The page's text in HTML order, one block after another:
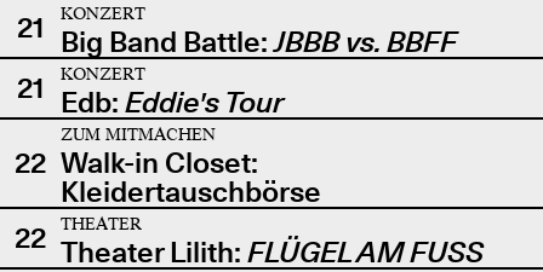
21
KONZERT
Big Band Battle:JBBB vs. BBFF
21
KONZERT
Edb: Eddie's Tour
22
ZUM MITMACHEN
Walk-in Closet:
Kleidertauschbörse
22
THEATER
Theater Lilith: FLÜGEL AM FUSS